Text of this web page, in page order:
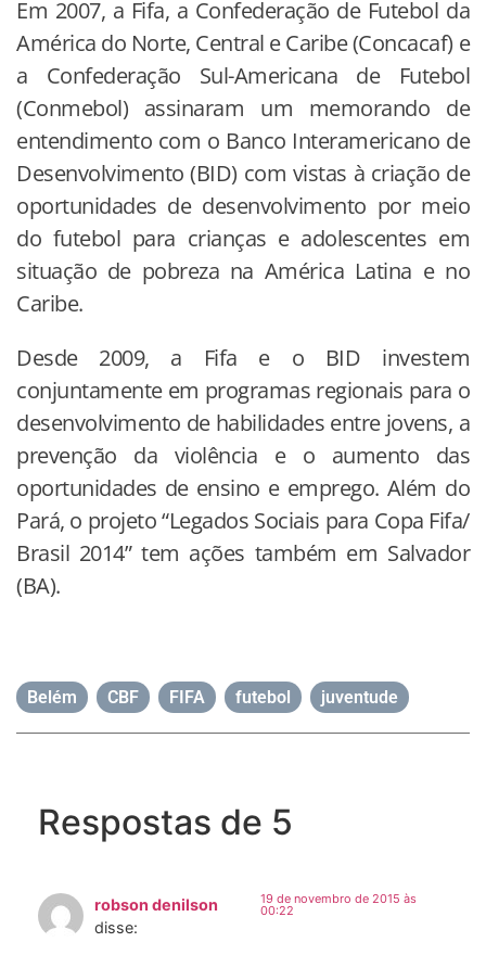
Em 2007, a Fifa, a Confederação de Futebol da
América do Norte, Central e Caribe (Concacaf) e
a Confederação Sul-Americana de Futebol
(Conmebol) assinaram um memorando de
entendimento com o Banco Interamericano de
Desenvolvimento (BID) com vistas à criação de
oportunidades de desenvolvimento por meio
do futebol para crianças e adolescentes em
situação de pobreza na América Latina e no
Caribe.
Desde 2009, a Fifa e o BID investem
conjuntamente em programas regionais para o
desenvolvimento de habilidades entre jovens, a
prevenção da violência e o aumento das
oportunidades de ensino e emprego. Além do
Pará, o projeto “Legados Sociais para Copa Fifa/
Brasil 2014” tem ações também em Salvador
(BA).
Belém CBF FIFA futebol juventude
Respostas de 5
robson denilson
disse:
19 de novembro de 2015 às
00:22